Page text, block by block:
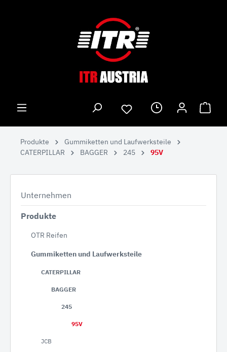
Produkte
Gummiketten und Laufwerksteile
CATERPILLAR
BAGGER 245 95V
Unternehmen
Produkte
OTR Reifen
Gummiketten und Laufwerksteile
CATERPILLAR
BAGGER
245
95V
JCB